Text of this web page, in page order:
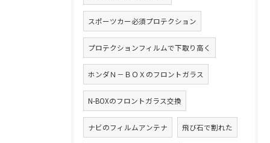
スポーツカー必須プロテクション
プロテクションフィルムで下取り高く
ホンダＮ－ＢＯＸのフロントガラス
N-BOXのフロントガラス交換
ナビのフィルムアンテナ 飛び石で割れた